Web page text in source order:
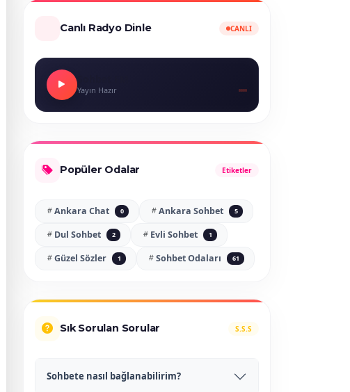
Canlı Radyo Dinle CANLI
Yayın Hazır
Popüler Odalar Etiketler
Ankara Chat 0 Ankara Sohbet 5
Dul Sohbet 2 Evli Sohbet 1
Güzel Sözler 1 Sohbet Odaları 61
Sık Sorulan Sorular S.S.S
Sohbete nasıl bağlanabilirim?